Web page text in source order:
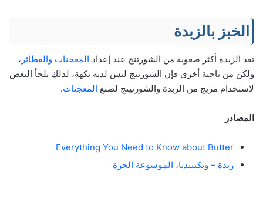
الخبز بالزبدة
تعد الزبدة أكثر صعوبة من الشورتنج عند إعداد المعجنات والفطائر ،
ولكن من ناحية أخرى فإن الشورتنج ليس لديه نكهة، لذلك يلجأ البعض
لاستخدام مزيج من الزبدة والشورتينج لصنع المعجنات.
المصادر
Everything You Need to Know about Butter
زبدة – ويكيبيديا، الموسوعة الحرة